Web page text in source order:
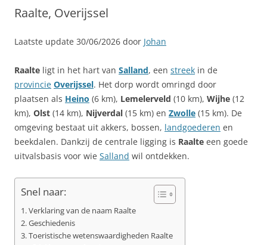
Raalte, Overijssel
Laatste update 30/06/2026 door Johan
Raalte ligt in het hart van Salland, een streek in de
provincie Overijssel. Het dorp wordt omringd door
plaatsen als Heino (6 km), Lemelerveld (10 km), Wijhe (12
km), Olst (14 km), Nijverdal (15 km) en Zwolle (15 km). De
omgeving bestaat uit akkers, bossen, landgoederen en
beekdalen. Dankzij de centrale ligging is Raalte een goede
uitvalsbasis voor wie Salland wil ontdekken.
Snel naar:
Verklaring van de naam Raalte
Geschiedenis
Toeristische wetenswaardigheden Raalte